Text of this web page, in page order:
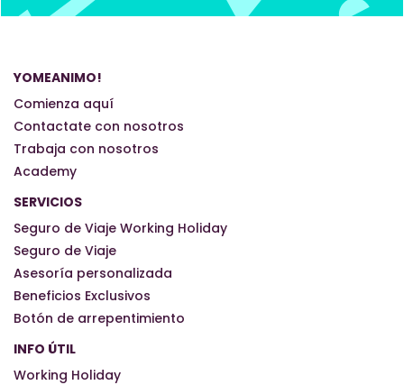
YOMEANIMO!
Comienza aquí
Contactate con nosotros
Trabaja con nosotros
Academy
SERVICIOS
Seguro de Viaje Working Holiday
Seguro de Viaje
Asesoría personalizada
Beneficios Exclusivos
Botón de arrepentimiento
INFO ÚTIL
Working Holiday